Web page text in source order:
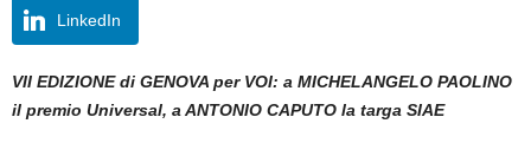
LinkedIn
VII EDIZIONE di GENOVA per VOI: a MICHELANGELO PAOLINO
il premio Universal, a ANTONIO CAPUTO la targa SIAE